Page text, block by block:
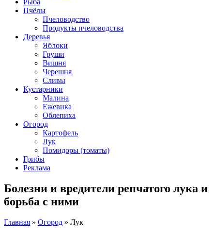
Рыба
Пчёлы
Пчеловодство
Продукты пчеловодства
Деревья
Яблоки
Груши
Вишня
Черешня
Сливы
Кустарники
Малина
Ежевика
Облепиха
Огород
Картофель
Лук
Помидоры (томаты)
Грибы
Реклама
Болезни и вредители репчатого лука и
борьба с ними
Главная » Огород » Лук